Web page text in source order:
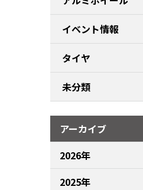
イベント情報
タイヤ
未分類
アーカイブ
2026年
2025年